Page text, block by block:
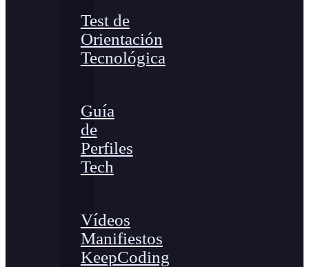
Test de
Orientación
Tecnológica
Guía
de
Perfiles
Tech
Vídeos
Manifiestos
KeepCoding